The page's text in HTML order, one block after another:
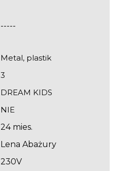
-----
Metal, plastik
3
DREAM KIDS
NIE
24 mies.
Lena Abażury
230V